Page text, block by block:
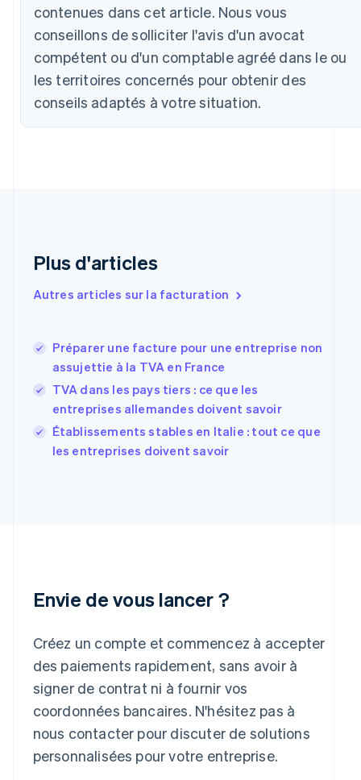
contenues dans cet article. Nous vous
conseillons de solliciter l'avis d'un avocat
compétent ou d'un comptable agréé dans le ou
les territoires concernés pour obtenir des
conseils adaptés à votre situation.
Plus d'articles
Autres articles sur la facturation
Préparer une facture pour une entreprise non
assujettie à la TVA en France
TVA dans les pays tiers : ce que les
entreprises allemandes doivent savoir
Établissements stables en Italie : tout ce que
les entreprises doivent savoir
Envie de vous lancer ?
Créez un compte et commencez à accepter
des paiements rapidement, sans avoir à
signer de contrat ni à fournir vos
coordonnées bancaires. N'hésitez pas à
nous contacter pour discuter de solutions
personnalisées pour votre entreprise.
Belgique
Brésil
PortuguêsEnglish
Bulgarie
English
Canada
Émirats arabes unis
English
États-Unis
English Español简体中文
Finlande
English
France
FrançaisEnglish
Irlande
Italiano English
Japon
日本語
Lettonie
English
Liechtenstein
Lituanie